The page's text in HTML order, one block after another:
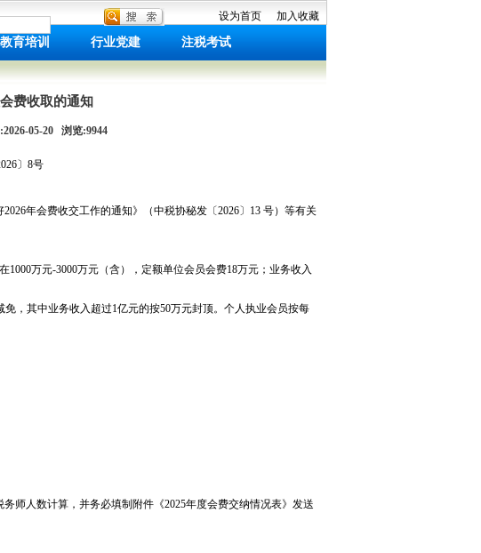
设为首页 加入收藏
教育培训 行业党建 注税考试
费收取的通知
05-20 浏览:9944
〕8号
年会费收交工作的通知》（中税协秘发〔2026〕13 号）等有关
万元-3000万元（含），定额单位会员会费18万元；业务收入
，其中业务收入超过1亿元的按50万元封顶。个人执业会员按每
师人数计算，并务必填制附件《2025年度会费交纳情况表》发送